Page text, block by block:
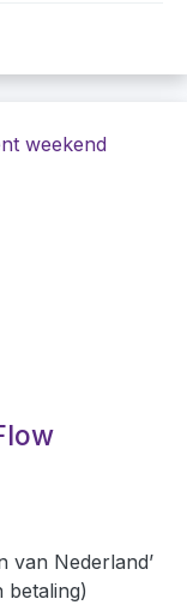
van Nederland’
betaling)